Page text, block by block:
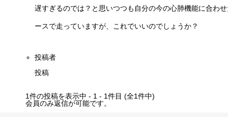
遅すぎるのでは？と思いつつも自分の今の心肺機能に合わ
ースで走っていますが、これでいいのでしょうか？
投稿者
投稿
1件の投稿を表示中 - 1 - 1件目 (全1件中)
会員のみ返信が可能です。